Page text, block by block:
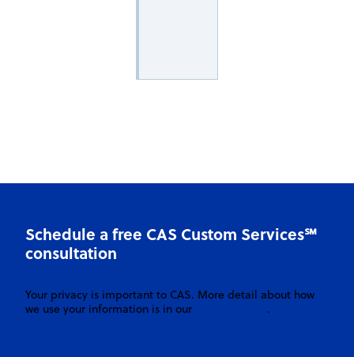
Schedule a free CAS Custom Services℠
consultation
Your privacy is important to CAS. More detail about how
we use your information is in our
.